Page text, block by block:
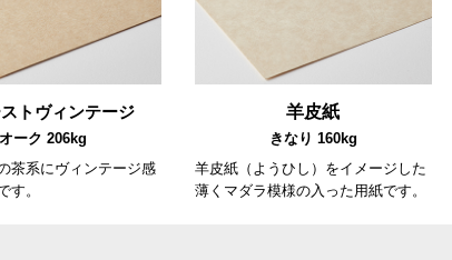
トヴィンテージ
オーク 206kg
茶系にヴィンテージ感
す。
羊皮紙
きなり 160kg
羊皮紙（ようひし）をイメージした
薄くマダラ模様の入った用紙です。